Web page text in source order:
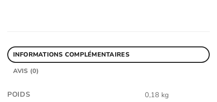
INFORMATIONS COMPLÉMENTAIRES
AVIS (0)
POIDS
0,18 kg